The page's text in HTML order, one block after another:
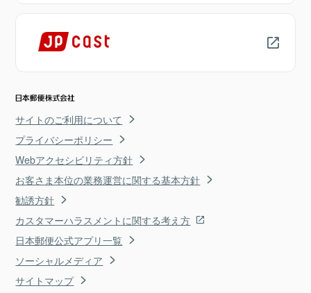
サイトのご利用について
プライバシーポリシー
Webアクセシビリティ方針
お客さま本位の業務運営に関する基本方針
勧誘方針
カスタマーハラスメントに関する考え方
日本郵便公式アプリ一覧
ソーシャルメディア
サイトマップ